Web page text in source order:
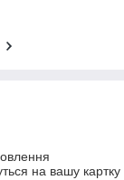
на вашу картку